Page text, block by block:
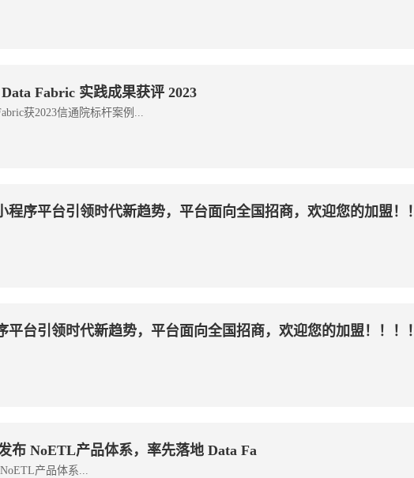
Fabric 实践成果获评 2023
获2023信通院标杆案例...
程序平台引领时代新趋势，平台面向全国招商，欢迎您的加盟！！
平台引领时代新趋势，平台面向全国招商，欢迎您的加盟！！！！
布 NoETL产品体系，率先落地 Data Fa
产品体系...